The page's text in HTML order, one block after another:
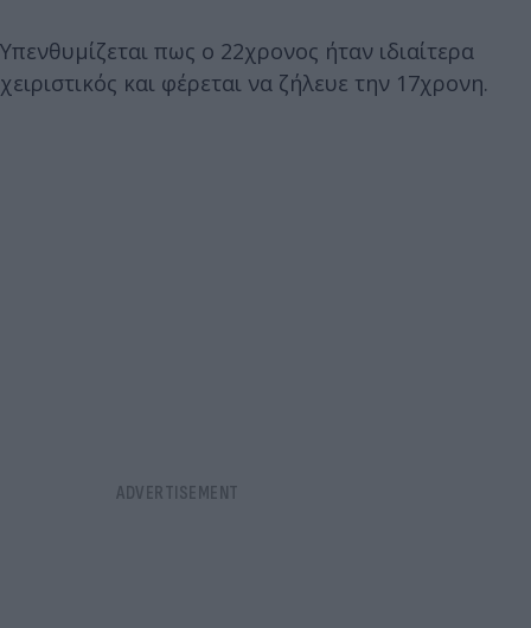
Υπενθυμίζεται πως ο 22χρονος ήταν ιδιαίτερα
χειριστικός και φέρεται να ζήλευε την 17χρονη.